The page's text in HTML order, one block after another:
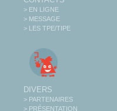
> EN LIGNE
> MESSAGE
> LES TPE/TIPE
DIVERS
> PARTENAIRES
> PRÉSENTATION